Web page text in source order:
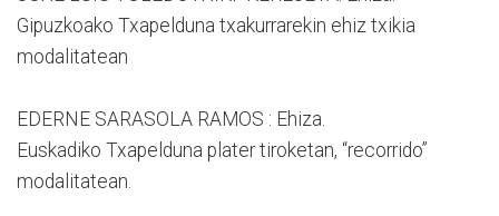
Gipuzkoako Txapelduna txakurrarekin ehiz txikia
modalitatean
EDERNE SARASOLA RAMOS : Ehiza.
Euskadiko Txapelduna plater tiroketan, “recorrido”
modalitatean.